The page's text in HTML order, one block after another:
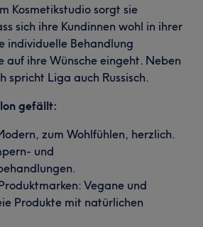
Kosmetikstudio sorgt sie
sich ihre Kundinnen wohl in ihrer
individuelle Behandlung
auf ihre Wünsche eingeht. Neben
spricht Liga auch Russisch.
gefällt:
zum Wohlfühlen, herzlich.
und
Vegane und
Produkte mit natürlichen